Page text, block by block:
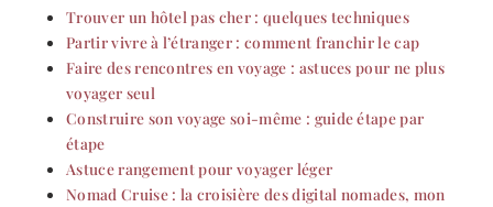
Trouver un hôtel pas cher : quelques techniques
Partir vivre à l’étranger : comment franchir le cap
Faire des rencontres en voyage : astuces pour ne plus
voyager seul
Construire son voyage soi-même : guide étape par
étape
Astuce rangement pour voyager léger
Nomad Cruise : la croisière des digital nomades, mon